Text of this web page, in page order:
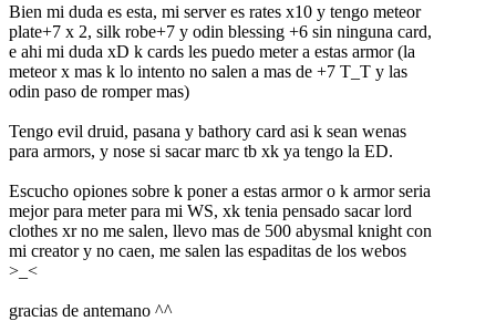
Bien mi duda es esta, mi server es rates x10 y tengo meteor
plate+7 x 2, silk robe+7 y odin blessing +6 sin ninguna card,
e ahi mi duda xD k cards les puedo meter a estas armor (la
meteor x mas k lo intento no salen a mas de +7 T_T y las
odin paso de romper mas)
Tengo evil druid, pasana y bathory card asi k sean wenas
para armors, y nose si sacar marc tb xk ya tengo la ED.
Escucho opiones sobre k poner a estas armor o k armor seria
mejor para meter para mi WS, xk tenia pensado sacar lord
clothes xr no me salen, llevo mas de 500 abysmal knight con
mi creator y no caen, me salen las espaditas de los webos
>_<
gracias de antemano ^^